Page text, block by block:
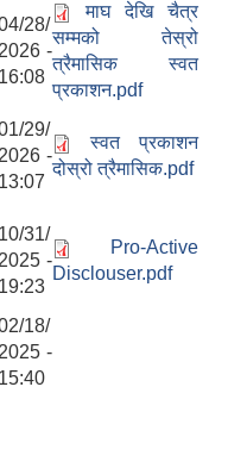
28/
2026 -
16:08
माघ देखि चैत्र
सम्मको तेस्रो
त्रैमासिक स्वत
प्रकाशन.pdf
29/
2026 -
13:07
स्वत प्रकाशन
दोस्रो त्रैमासिक.pdf
10/31/
2025 -
19:23
Pro-Active
Disclouser.pdf
18/
2025 -
15:40